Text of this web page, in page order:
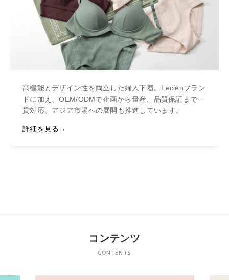
高機能とデザイン性を両立した婦人下着。Lecienブラン
ドに加え、OEM/ODMで企画から量産、品質保証まで一
貫対応。アジア市場への展開も推進しています。
詳細を見る
コンテンツ
CONTENTS